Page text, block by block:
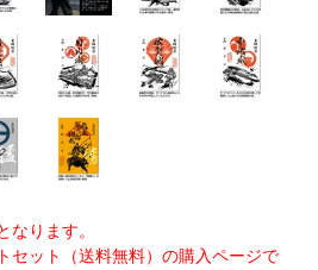
ります。
セット（送料無料）の購入ページで